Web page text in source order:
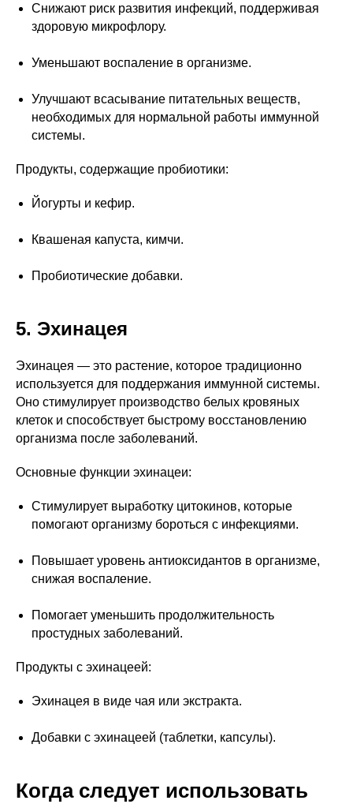
Снижают риск развития инфекций, поддерживая
здоровую микрофлору.
Уменьшают воспаление в организме.
Улучшают всасывание питательных веществ,
необходимых для нормальной работы иммунной
системы.
Продукты, содержащие пробиотики:
Йогурты и кефир.
Квашеная капуста, кимчи.
Пробиотические добавки.
5. Эхинацея
Эхинацея — это растение, которое традиционно
используется для поддержания иммунной системы.
Оно стимулирует производство белых кровяных
клеток и способствует быстрому восстановлению
организма после заболеваний.
Основные функции эхинацеи:
Стимулирует выработку цитокинов, которые
помогают организму бороться с инфекциями.
Повышает уровень антиоксидантов в организме,
снижая воспаление.
Помогает уменьшить продолжительность
простудных заболеваний.
Продукты с эхинацеей:
Эхинацея в виде чая или экстракта.
Добавки с эхинацеей (таблетки, капсулы).
Когда следует использовать